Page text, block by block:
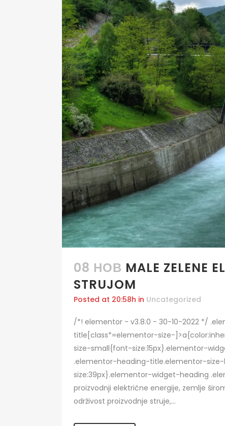
08 НОВ MALE ZELENE
STRUJOM
Posted at 20:58h in Uncategorized
/*! elementor - v3.8.0 - 30-10-2022 */
title[class*=elementor-size-
size-small{font-size:15px}.elementor-
.elementor-heading-title.elementor-
size:39px}.elementor-widget-heading
proizvodnji električne energije, zemlje
održivost proizvodnje struje,...